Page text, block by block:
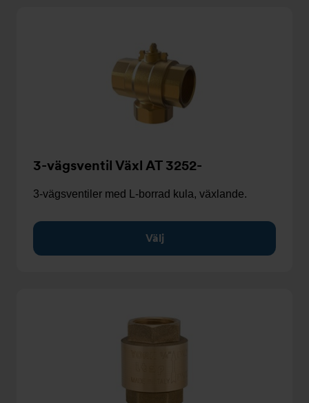
3-vägsventil Växl AT 3252-
3-vägsventiler med L-borrad kula, växlande.
Välj